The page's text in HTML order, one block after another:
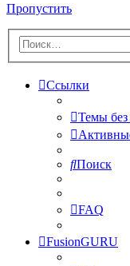
Пропустить
Ссылки
Темы без
Поиск
FAQ
FusionGURU